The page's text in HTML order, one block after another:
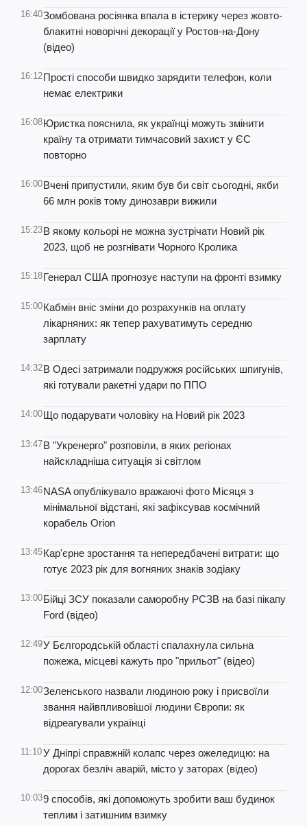
16:40Зомбована росіянка впала в істерику через жовто-
блакитні новорічні декорації у Ростов-на-Дону
(відео)
16:12Прості способи швидко зарядити телефон, коли
немає електрики
16:08Юристка пояснила, як українці можуть змінити
країну та отримати тимчасовий захист у ЄС
повторно
16:00Вчені припустили, яким був би світ сьогодні, якби
66 млн років тому динозаври вижили
15:23В якому кольорі не можна зустрічати Новий рік
2023, щоб не розгнівати Чорного Кролика
15:18Генерал США прогнозує наступи на фронті взимку
15:00Кабмін вніс зміни до розрахунків на оплату
лікарняних: як тепер рахуватимуть середню
зарплату
14:32В Одесі затримали подружжя російських шпигунів,
які готували ракетні удари по ППО
14:00Що подарувати чоловіку на Новий рік 2023
13:47В "Укренерго" розповіли, в яких регіонах
найскладніша ситуація зі світлом
13:46NASA опублікувало вражаючі фото Місяця з
мінімальної відстані, які зафіксував космічний
корабель Orion
13:45Кар'єрне зростання та непередбачені витрати: що
готує 2023 рік для вогняних знаків зодіаку
13:00Бійці ЗСУ показали саморобну РСЗВ на базі пікапу
Ford (відео)
12:49У Бєлгородській області спалахнула сильна
пожежа, місцеві кажуть про "прильот" (відео)
12:00Зеленського назвали людиною року і присвоїли
звання найвпливовішої людини Європи: як
відреагували українці
11:10У Дніпрі справжній колапс через ожеледицю: на
дорогах безліч аварій, місто у заторах (відео)
10:039 способів, які допоможуть зробити ваш будинок
теплим і затишним взимку